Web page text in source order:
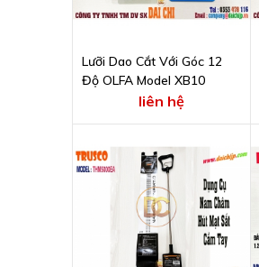
Lưỡi Dao Cắt Với Góc 12
Độ OLFA Model XB10
liên hệ